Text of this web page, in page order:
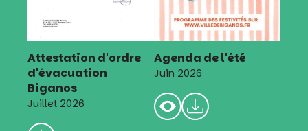
Attestation d'ordre
d'évacuation
Biganos
Juillet 2026
Agenda de l'été
Juin 2026